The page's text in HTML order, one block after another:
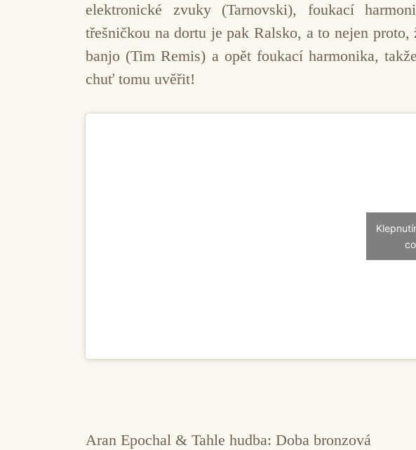
elektronické zvuky (Tarnovski), foukací
třešničkou na dortu je pak Ralsko, a to nejen
banjo (Tim Remis) a opět foukací harmonika,
chuť tomu uvěřit!
Aran Epochal & Tahle hudba: Doba bronzová